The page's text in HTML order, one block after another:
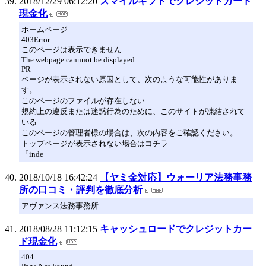
現金化
ホームページ
403Error
このページは表示できません
The webpage cannnot be displayed
PR
ページが表示されない原因として、次のような可能性がありま
す。
このページのファイルが存在しない
規約上の違反または迷惑行為のために、このサイトが凍結されて
いる
このページの管理者様の場合は、次の内容をご確認ください。
トップページが表示されない場合はコチラ
「inde
2018/10/18 16:42:24
【ヤミ金対応】ウォーリア法務事務
所の口コミ・評判を徹底分析
アヴァンス法務事務所
2018/08/28 11:12:15 キャッシュロードでクレジットカー
ド現金化
404